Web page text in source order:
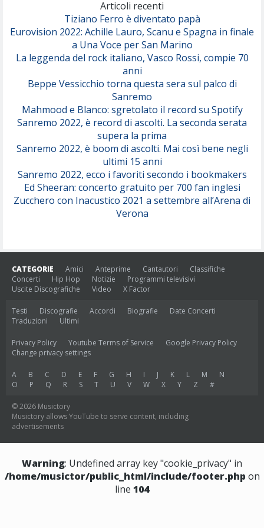
Serenamente
Articoli recenti
Tiziano Ferro è diventato papà
Eurovision 2022: Achille Lauro, Scanu e Spagna in finale
a Una Voce per San Marino
La leggenda del rock italiano, Vasco Rossi, compie 70
anni
Beppe Vessicchio torna questa sera sul palco di
Sanremo
Mahmood e Blanco: sgretolato il record su Spotify
Sanremo 2022, è record di ascolti. La seconda serata
supera la prima
Sanremo 2022, è boom di ascolti. Mai così bene negli
ultimi 15 anni
Sanremo 2022, ecco i favoriti secondo i bookmakers
Ed Sheeran: concerto gratuito per 700 fan inglesi
Zucchero con Inacustico 2021 a settembre all’Arena di
Verona
CATEGORIE Amici Anteprime Cantautori
Classifiche
Concerti
Hip Hop Notizie
Programmi televisivi
Uscite Discografiche
Video X Factor
Testi Discografie Accordi Biografie
Date Concerti
Traduzioni
Ultimi
Privacy Policy Youtube Terms of Service
Google Privacy Policy
Change privacy settings
A B C D E F G H I J K L M
N
O
P Q R S T U V W X Y Z #
© 2026 Musictory
Musictory allows YouTube to serve content, including
advertisements
Warning: Undefined array key "cookie_privacy" in
/home/musictor/public_html/include/footer.php on
line 104